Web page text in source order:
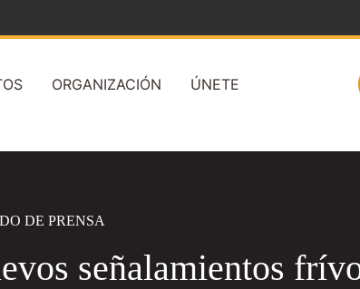
ORGANIZACIÓN ÚNETE
DE PRENSA
señalamientos